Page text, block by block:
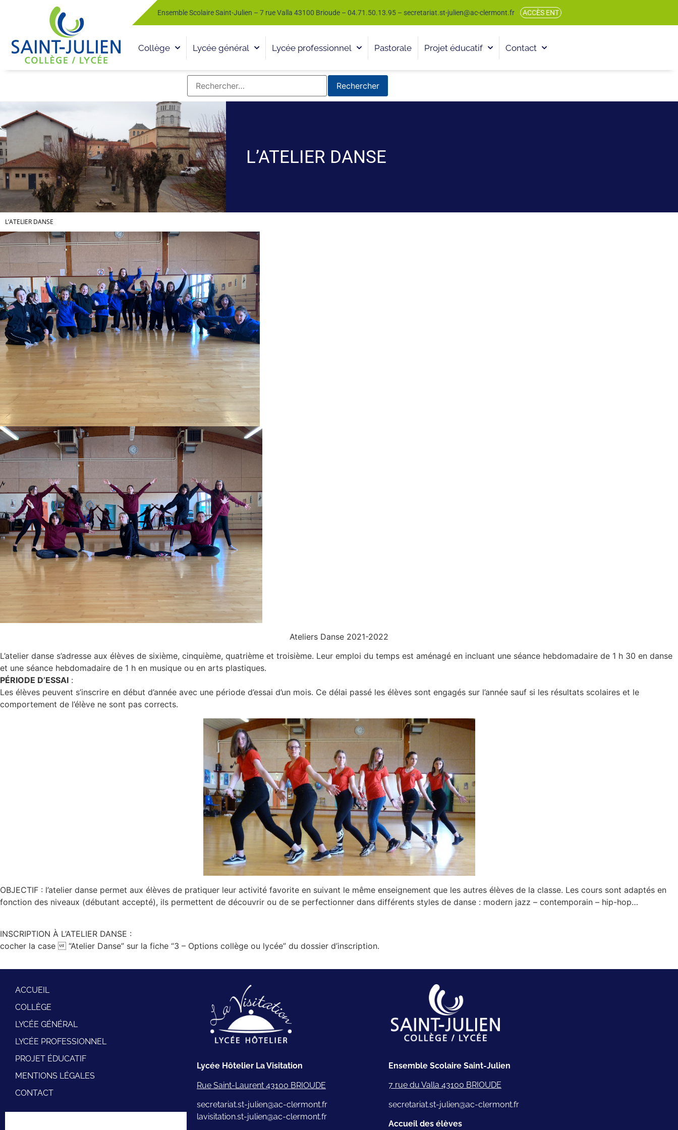
Ensemble Scolaire Saint-Julien – 7 rue Valla 43100 Brioude – 04.71.50.13.95 – secretariat.st-julien@ac-clermont.fr ACCÈS ENT
Collège Lycée général Lycée professionnel Pastorale Projet éducatif Contact
L’ATELIER DANSE
L’ATELIER DANSE
Ateliers Danse 2021-2022
L’atelier danse s’adresse aux élèves de sixième, cinquième, quatrième et troisième. Leur emploi du temps est aménagé en incluant une séance hebdomadaire de 1 h 30 en danse
et une séance hebdomadaire de 1 h en musique ou en arts plastiques.
PÉRIODE D’ESSAI :
Les élèves peuvent s’inscrire en début d’année avec une période d’essai d’un mois. Ce délai passé les élèves sont engagés sur l’année sauf si les résultats scolaires et le
comportement de l’élève ne sont pas corrects.
OBJECTIF : l’atelier danse permet aux élèves de pratiquer leur activité favorite en suivant le même enseignement que les autres élèves de la classe. Les cours sont adaptés en
fonction des niveaux (débutant accepté), ils permettent de découvrir ou de se perfectionner dans différents styles de danse : modern jazz – contemporain – hip-hop…
INSCRIPTION À L’ATELIER DANSE :
cocher la case  “Atelier Danse” sur la fiche “3 – Options collège ou lycée” du dossier d’inscription.
ACCUEIL
COLLÈGE
LYCÉE GÉNÉRAL
LYCÉE PROFESSIONNEL
PROJET ÉDUCATIF
MENTIONS LÉGALES
CONTACT
Lycée Hôtelier La Visitation
Rue Saint-Laurent 43100 BRIOUDE
secretariat.st-julien@ac-clermont.fr
lavisitation.st-julien@ac-clermont.fr
Ensemble Scolaire Saint-Julien
7 rue du Valla 43100 BRIOUDE
secretariat.st-julien@ac-clermont.fr
Accueil des élèves